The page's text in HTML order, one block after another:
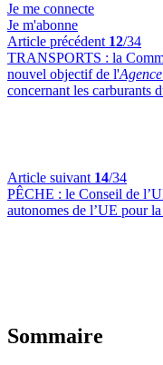
Je me connecte
Je m'abonne
Article précédent 12/34
TRANSPORTS : la
nouvel objectif de l'
concernant les carburants
Article suivant 14/34
PÊCHE : le Conseil de
autonomes de l’UE pour
Sommaire